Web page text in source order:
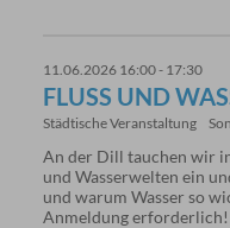
11.06.2026 16:00 - 17:30
FLUSS UND
Städtische Veranstaltung
An der Dill tauchen wir
und Wasserwelten ein
und warum Wasser so
Anmeldung erforderlich!